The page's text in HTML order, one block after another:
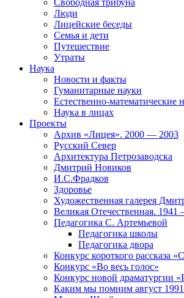
Люди
Лицейские беседы
Семья и дети
Путешествие
Утраты
Наука
Новости и факты
Гуманитарные науки
Естественно-математические
Наука в лицах
Проекты
Архив «Лицея». 2000 — 2003
Русский Север
Архитектура Петрозаводска
Дмитрий Новиков
И.С.Фрадков
Здоровье
Художественная галерея
Великая Отечественная.
Педагогика С. Артемьевой
Педагогика школы
Педагогика двора
Конкурс короткого рассказа
Конкурс «Во весь голос»
Конкурс новой драматургии
Каким мы помним август